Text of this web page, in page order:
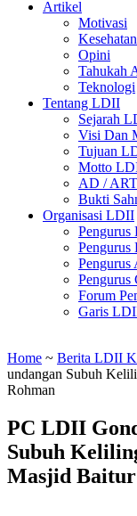
Artikel
Motivasi
Kesehatan
Opini
Tahukah
Teknologi
Tentang LDII
Sejarah
Visi Dan
Tujuan
Motto
AD /
Bukti
Organisasi LDII
Forum
Garis
Home ~ Berita LDII
undangan Subuh
Rohman
PC LDII
Subuh
Masjid Baitur